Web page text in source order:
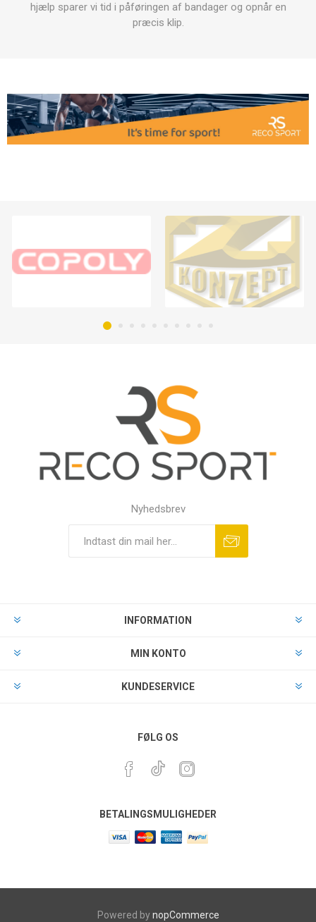
hjælp sparer vi tid i påføringen af bandager og opnår en
præcis klip.
Nyhedsbrev
INFORMATION
MIN KONTO
KUNDESERVICE
FØLG OS
BETALINGSMULIGHEDER
Powered bynopCommerce